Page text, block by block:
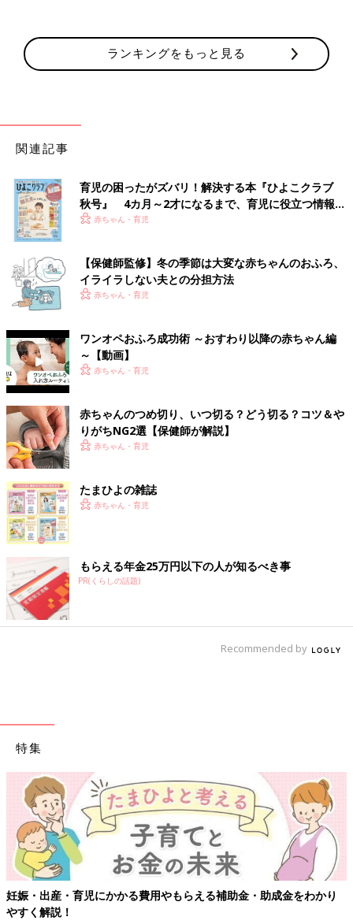
ランキングをもっと見る
関連記事
育児の困ったがズバリ！解決する本『ひよこクラブ
秋号』 4カ月～2才になるまで、育児に役立つ情報が
いっぱい！
赤ちゃん・育児
【保健師監修】冬の季節は大変な赤ちゃんのおふろ、
イライラしない夫との分担方法
赤ちゃん・育児
ワンオペおふろ成功術 ～おすわり以降の赤ちゃん編
～【動画】
赤ちゃん・育児
赤ちゃんのつめ切り、いつ切る？どう切る？コツ＆や
りがちNG2選【保健師が解説】
赤ちゃん・育児
たまひよの雑誌
赤ちゃん・育児
もらえる年金25万円以下の人が知るべき事
PR(くらしの話題)
Recommended by
特集
妊娠・出産・育児にかかる費用やもらえる補助金・助成金をわかり
やすく解説！